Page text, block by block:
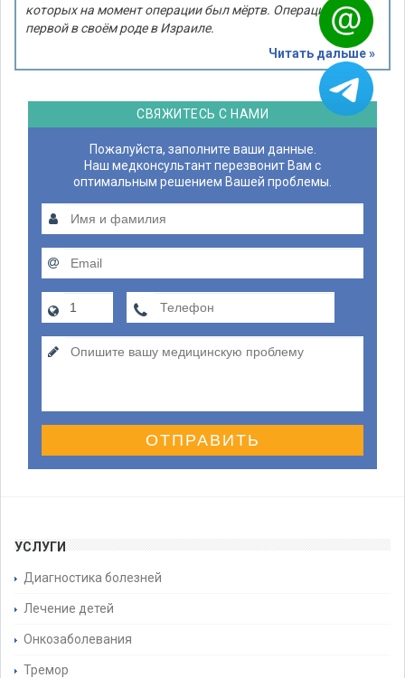
которых на момент операции был мёртв. Операция стала
первой в своём роде в Израиле.
Читать дальше »
СВЯЖИТЕСЬ С НАМИ
Пожалуйста, заполните ваши данные.
Наш медконсультант перезвонит Вам с
оптимальным решением Вашей проблемы.
ОТПРАВИТЬ
УСЛУГИ
Диагностика болезней
Лечение детей
Онкозаболевания
Тремор